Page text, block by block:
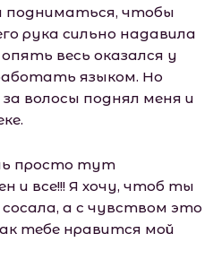
подниматься, чтобы
рука сильно надавила
весь оказался у
языком. Но
волосы поднял меня и
просто тут
и все!!! Я хочу, чтоб ты
а с чувством это
тебе нравится мой